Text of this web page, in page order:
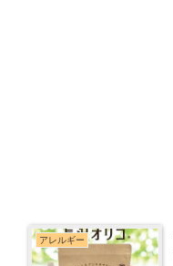
アレルギー